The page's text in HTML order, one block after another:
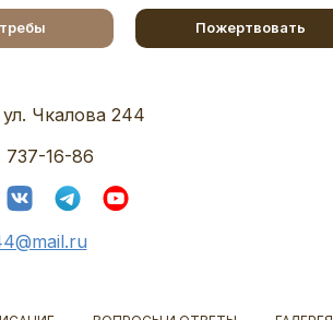
Пожертвовать
ул. Чкалова 244
737-16-86